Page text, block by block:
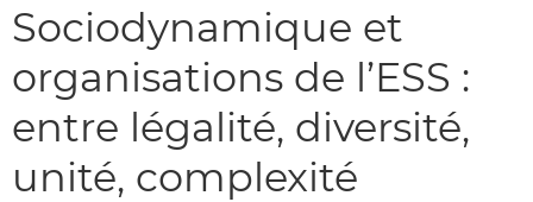
Sociodynamique et
organisations de l’ESS :
entre légalité, diversité,
unité, complexité